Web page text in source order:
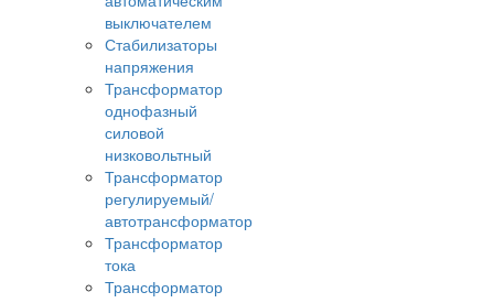
выключателем
Стабилизаторы
напряжения
Трансформатор
однофазный
силовой
низковольтный
Трансформатор
регулируемый/
автотрансформатор
Трансформатор
тока
Трансформатор